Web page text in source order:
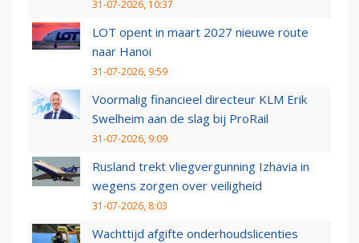
31-07-2026, 10:37
LOT opent in maart 2027 nieuwe route
naar Hanoi
31-07-2026, 9:59
Voormalig financieel directeur KLM Erik
Swelheim aan de slag bij ProRail
31-07-2026, 9:09
Rusland trekt vliegvergunning Izhavia in
wegens zorgen over veiligheid
31-07-2026, 8:03
Wachttijd afgifte onderhoudslicenties